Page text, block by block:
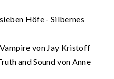
Höfe - Silbernes
von Jay Kristoff
and Sound von Anne